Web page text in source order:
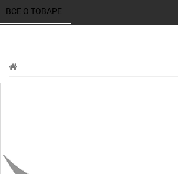
ВСЕ О ТОВАРЕ